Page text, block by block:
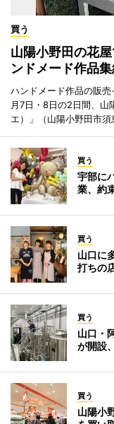
買う
山陽小野田の花
ンドメード作品
ハンドメード作品の販
月7日・8日の2日間、
エ）」（山陽小野田市須
買う
宇部に
業、約
買う
山口に
打ちの
買う
山口・
が開設
買う
山陽小